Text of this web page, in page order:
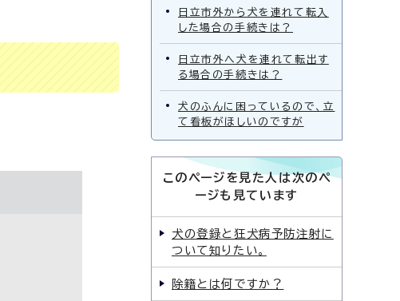
日立市外から犬を連れて転入
した場合の手続きは？
日立市外へ犬を連れて転出す
る場合の手続きは？
犬のふんに困っているので、立
て看板がほしいのですが
このページを見た人は次のペ
ージも見ています
犬の登録と狂犬病予防注射に
ついて知りたい。
除籍とは何ですか？